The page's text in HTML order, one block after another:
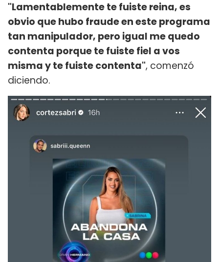
"Lamentablemente te fuiste reina, es
obvio que hubo fraude en este programa
tan manipulador, pero igual me quedo
contenta porque te fuiste fiel a vos
misma y te fuiste contenta", comenzó
diciendo.